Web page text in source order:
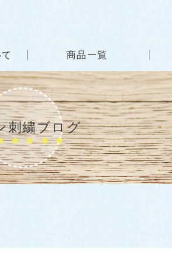
商品一覧
刺繍ブログ